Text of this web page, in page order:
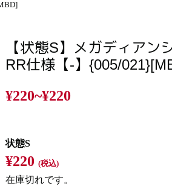
【状態S】メガディアン
RR仕様【-】{005/
¥220~¥220
状態S
¥220(税込)
在庫切れです。